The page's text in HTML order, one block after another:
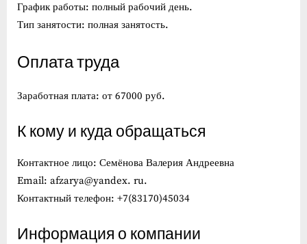
График работы: полный рабочий день.
Тип занятости: полная занятость.
Оплата труда
Заработная плата: от 67000 руб.
К кому и куда обращаться
Контактное лицо: Семёнова Валерия Андреевна
Email: afzarya@yandex. ru.
Контактный телефон: +7(83170)45034
Информация о компании